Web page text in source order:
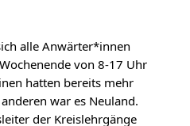
alle Anwärter*innen
von 8-17 Uhr
hatten bereits mehr
war es Neuland.
der Kreislehrgänge